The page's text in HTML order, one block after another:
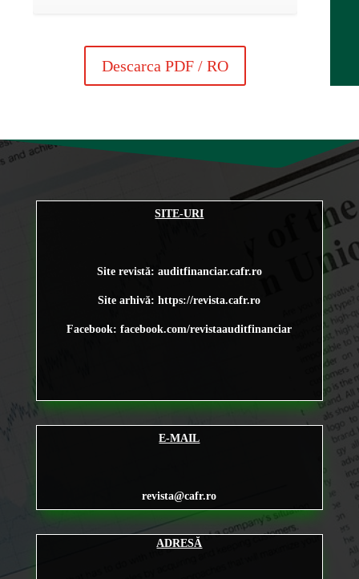
Descarca PDF / RO
SITE-URI
Site revistă: auditfinanciar.cafr.ro
Site arhivă:https://revista.cafr.ro
Facebook: facebook.com/revistaauditfinanciar
E-MAIL
revista@cafr.ro
ADRESĂ